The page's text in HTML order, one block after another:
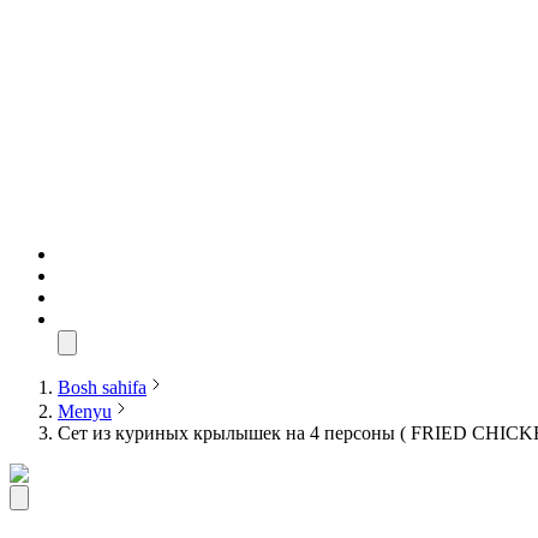
Bosh sahifa
Menyu
Сет из куриных крылышек на 4 персоны ( FRIED